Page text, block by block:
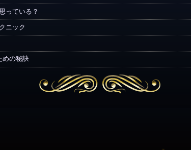
っている？
ニック
めの秘訣